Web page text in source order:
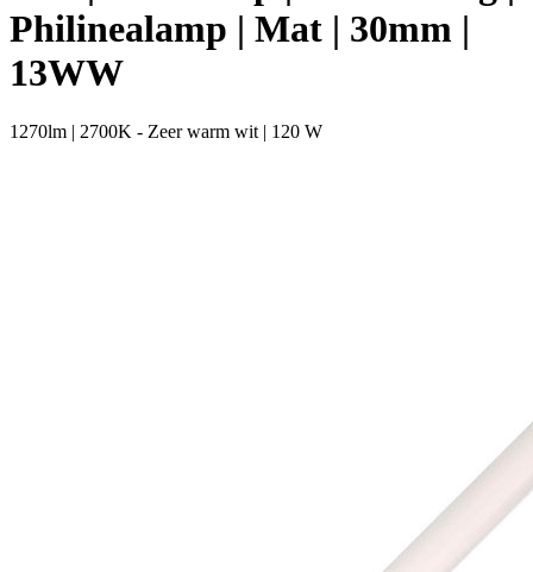
Philinealamp | Mat | 30mm |
13WW
1270lm | 2700K - Zeer warm wit | 120 W